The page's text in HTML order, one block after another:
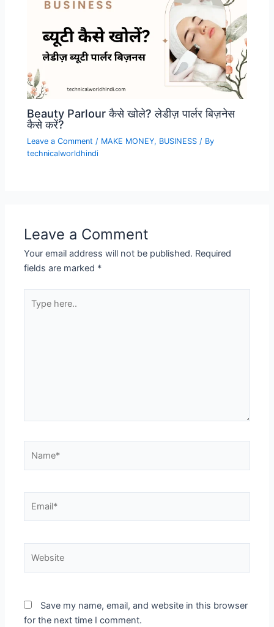
Beauty Parlour कैसे खोले? लेडीज़ पार्लर बिज़नेस
कैसे करें?
Leave a Comment / MAKE MONEY, BUSINESS / By
technicalworldhindi
Leave a Comment
Your email address will not be published. Required
fields are marked *
here..
Save my name, email, and website in this browser
for the next time I comment.